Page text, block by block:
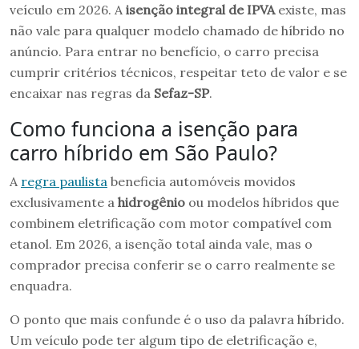
veículo em 2026. A isenção integral de IPVAexiste, mas
não vale para qualquer modelo chamado de híbrido no
anúncio. Para entrar no benefício, o carro precisa
cumprir critérios técnicos, respeitar teto de valor e se
encaixar nas regras da Sefaz-SP.
Como funciona a isenção para
carro híbrido em São Paulo?
A regra paulista beneficia automóveis movidos
exclusivamente a hidrogênio ou modelos híbridos que
combinem eletrificação com motor compatível com
etanol. Em 2026, a isenção total ainda vale, mas o
comprador precisa conferir se o carro realmente se
enquadra.
O ponto que mais confunde é o uso da palavra híbrido.
Um veículo pode ter algum tipo de eletrificação e,